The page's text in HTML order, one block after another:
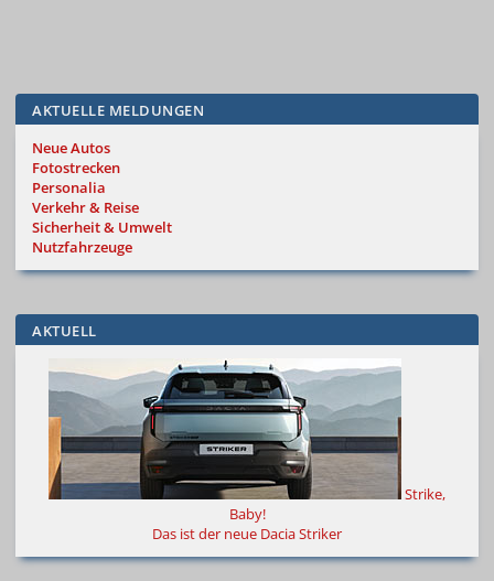
AKTUELLE MELDUNGEN
Neue Autos
Fotostrecken
Personalia
Verkehr & Reise
Sicherheit & Umwelt
Nutzfahrzeuge
AKTUELL
Strike,
Baby!
Das ist der neue Dacia Striker